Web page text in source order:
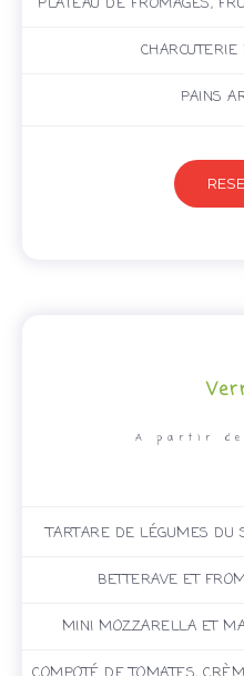
PAINS
A partir de
TARTARE DE LÉGUMES DU
BETTERAVE ET
MINI MOZZARELLA ET